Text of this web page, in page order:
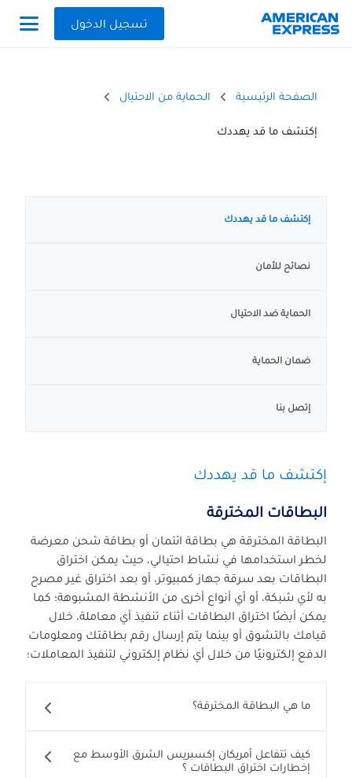
تسجيل الدخول
الصفحة الرئيسية الحماية من الاحتيال
إكتشف ما قد يهددك
إكتشف ما قد يهددك
نصائح للأمان
الحماية ضد الاحتيال
ضمان الحماية
إتصل بنا
إكتشف ما قد يهددك
البطاقات المخترقة
البطاقة المخترقة هي بطاقة ائتمان أو بطاقة شحن معرضة
لخطر استخدامها في نشاط احتيالي، حيث يمكن اختراق
البطاقات بعد سرقة جهاز كمبيوتر، أو بعد اختراق غير مصرح
به لأي شبكة، أو أي أنواع أخرى من الأنشطة المشبوهة؛ كما
يمكن أيضًا اختراق البطاقات أثناء تنفيذ أي معاملة، خلال
قيامك بالتشوق أو بينما يتم إرسال رقم بطاقتك ومعلومات
الدفع إلكترونيًا من خلال أي نظام إلكتروني لتنفيذ المعاملات؛
ما هي البطاقة المخترقة؟
كيف تتفاعل أمريكان إكسبريس الشرق الأوسط مع
إخطارات اختراق البطاقات ؟